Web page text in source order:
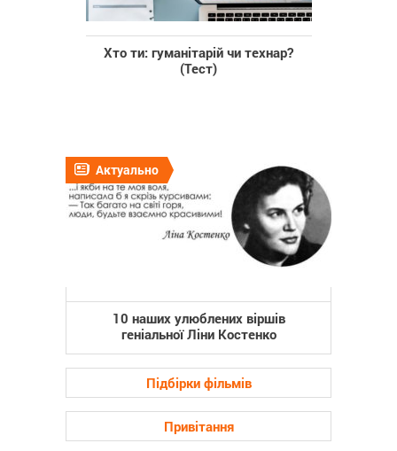
Хто ти: гуманітарій чи технар?
(Тест)
Актуально
10 наших улюблених віршів
геніальної Ліни Костенко
Підбірки фільмів
Привітання